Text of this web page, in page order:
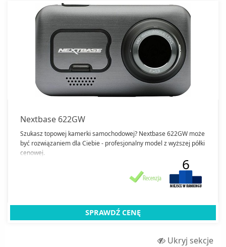
Radioodtwarzacze samochodowe
Transmitery FM
Uchwyty samochodowe
Zestawy głośnomówiące
Zamknij
Nextbase 622GW
Szukasz topowej kamerki samochodowej? Nextbase 622GW może
być rozwiązaniem dla Ciebie - profesjonalny model z wyższej półki
cenowej.
6
SPRAWDŹ CENĘ
Ukryj sekcje